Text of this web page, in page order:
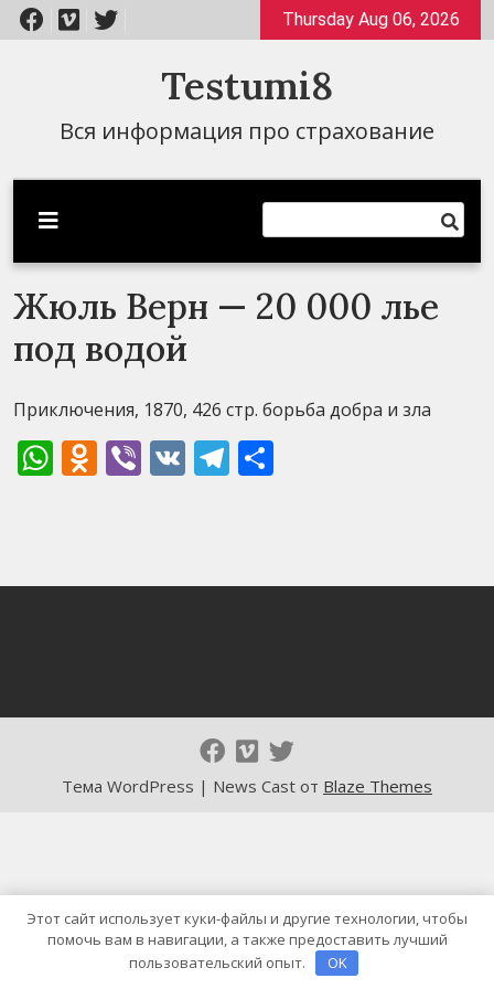
Перейти
к
Thursday Aug 06, 2026
Testumi8
Вся информация про страхование
Жюль Верн — 20 000 лье
под водой
Приключения, 1870, 426 стр. борьба добра и зла
WhatsApp
Odnoklassniki
Viber
VK Telegram
Тема WordPress | News Cast от Blaze Themes
Этот сайт использует куки-файлы и другие технологии, чтобы
помочь вам в навигации, а также предоставить лучший
пользовательский опыт.
OK